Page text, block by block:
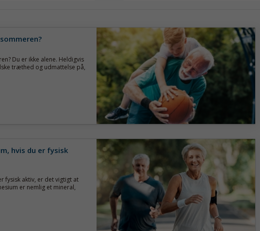
Du er ikke alene. Heldigvis
træthed og udmattelse på,
hvis du er fysisk
fysisk aktiv, er det vigtigt at
er nemlig et mineral,